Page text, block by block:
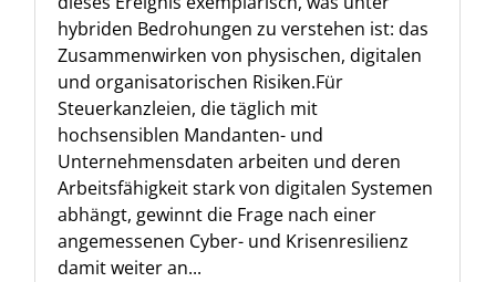
hybriden Bedrohungen zu verstehen ist: das
Zusammenwirken von physischen, digitalen
und organisatorischen Risiken.Für
Steuerkanzleien, die täglich mit
hochsensiblen Mandanten- und
Unternehmensdaten arbeiten und deren
Arbeitsfähigkeit stark von digitalen Systemen
abhängt, gewinnt die Frage nach einer
angemessenen Cyber- und Krisenresilienz
damit weiter an...